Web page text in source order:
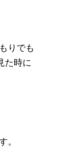
りでも
た時に
。